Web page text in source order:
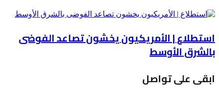
استطلاع | الأمريكيون يخشون تصاعد الفوضى
بالشرق الأوسط
ابقى على تواصل